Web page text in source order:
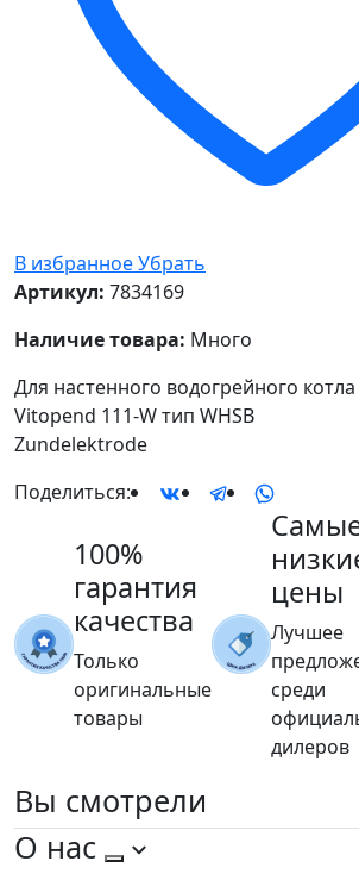
В избранноеУбрать
Артикул: 7834169
Наличие товара: Много
Для настенного водогрейного
Vitopend 111-W тип WHSB
Zundelektrode
Поделиться:
100%
гарантия
качества
Только
оригинальные
товары
цены
Лучшее
среди
дилеров
Вы смотрели
О нас